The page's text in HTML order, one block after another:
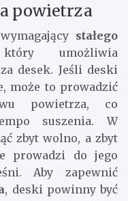
powietrza
stałego
umożliwia
desek. Jeśli deski
może to prowadzić
powietrza, co
suszenia. W
zbyt wolno, a zbyt
prowadzi do jego
Aby zapewnić
, deski powinny być